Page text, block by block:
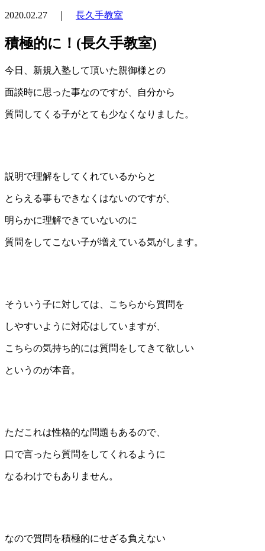
2020.02.27 ｜ 長久手教室
積極的に！(長久手教室)
今日、新規入塾して頂いた親御様との
面談時に思った事なのですが、自分から
質問してくる子がとても少なくなりました。
説明で理解をしてくれているからと
とらえる事もできなくはないのですが、
明らかに理解できていないのに
質問をしてこない子が増えている気がします。
そういう子に対しては、こちらから質問を
しやすいように対応はしていますが、
こちらの気持ち的には質問をしてきて欲しい
というのが本音。
ただこれは性格的な問題もあるので、
口で言ったら質問をしてくれるように
なるわけでもありません。
なので質問を積極的にせざる負えない